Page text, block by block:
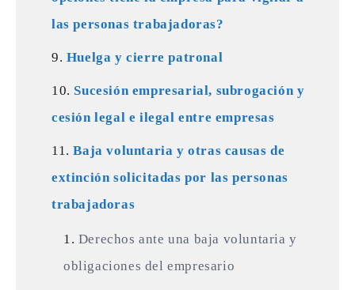
las personas trabajadoras?
Huelga y cierre patronal
Sucesión empresarial, subrogación y
cesión legal e ilegal entre empresas
Baja voluntaria y otras causas de
extinción solicitadas por las personas
trabajadoras
Derechos ante una baja voluntaria y
obligaciones del empresario